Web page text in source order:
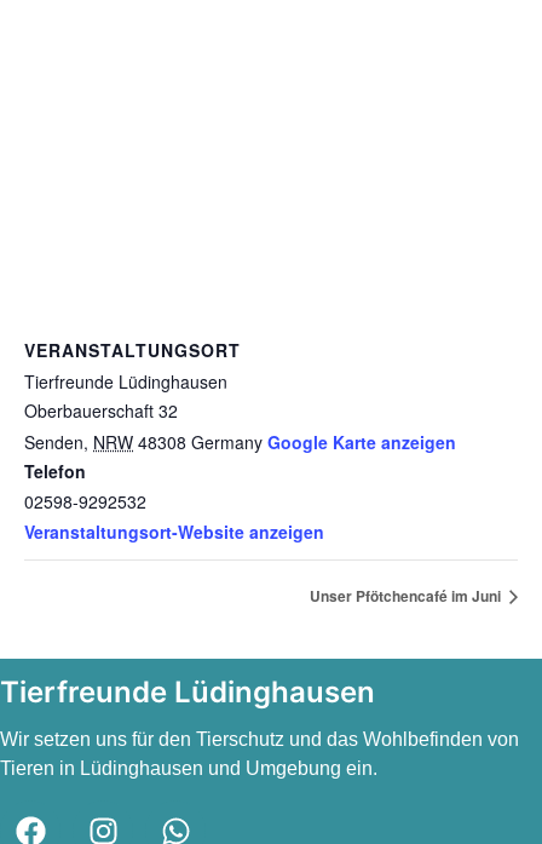
VERANSTALTUNGSORT
Tierfreunde Lüdinghausen
Oberbauerschaft 32
Senden, NRW 48308 Germany Google Karte anzeigen
Telefon
02598-9292532
Veranstaltungsort-Website anzeigen
Unser Pfötchencafé im Juni
Tierfreunde Lüdinghausen
Wir setzen uns für den Tierschutz und das Wohlbefinden von
Tieren in Lüdinghausen und Umgebung ein.